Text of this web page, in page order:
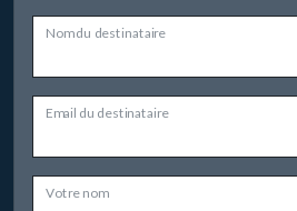
Nom du destinataire
Email du destinataire
Votre nom